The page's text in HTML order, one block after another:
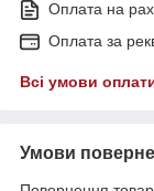
Оплата на
Оплата за
Всі умови
Умови